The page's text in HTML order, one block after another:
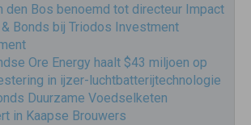
den Bos benoemd tot directeur Impact
Bonds bij Triodos Investment
Ore Energy haalt $43 miljoen op
in ijzer-luchtbatterijtechnologie
Duurzame Voedselketen
in Kaapse Brouwers